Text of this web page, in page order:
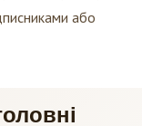
або